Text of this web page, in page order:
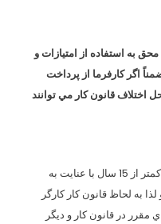
به استفاده از امتيازات و
اگر كارفرما از پرداخت
اختلاف قانون كار مي توانند
به لحاظ قانون كار كارگر
مقرر در قانون كار و ديگر